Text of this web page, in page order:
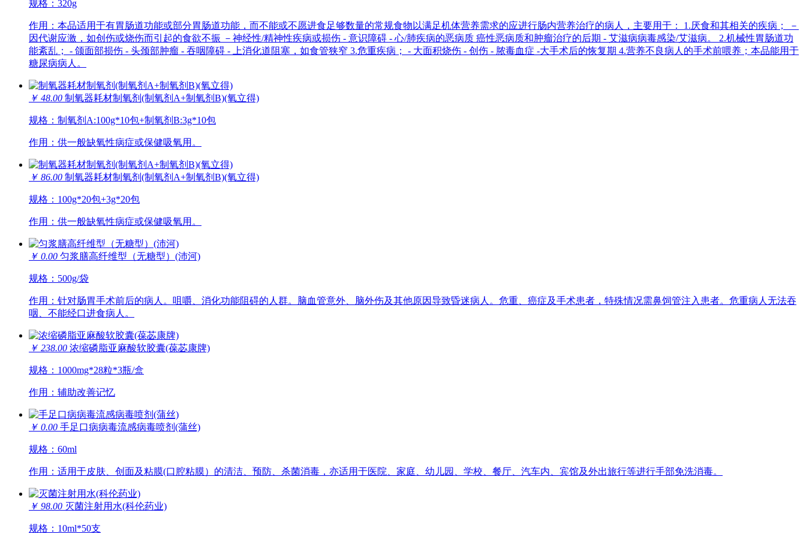
规格：320g
作用：本品适用于有胃肠道功能或部分胃肠道功能，而不能或不愿进食足够数量的常规食物以满足机体营养需求的应进行肠内营养治疗的病人，主要用于： 1.厌食和其相关的疾病； －
因代谢应激，如创伤或烧伤而引起的食欲不振 －神经性/精神性疾病或损伤 - 意识障碍 - 心/肺疾病的恶病质 癌性恶病质和肿瘤治疗的后期 - 艾滋病病毒感染/艾滋病。 2.机械性胃肠道功
能紊乱； - 颌面部损伤 - 头颈部肿瘤 - 吞咽障碍 - 上消化道阻塞，如食管狭窄 3.危重疾病； - 大面积烧伤 - 创伤 - 脓毒血症 -大手术后的恢复期 4.营养不良病人的手术前喂养；本品能用于
糖尿病病人。
￥ 48.00 制氧器耗材制氧剂(制氧剂A+制氧剂B)(氧立得)
规格：制氧剂A:100g*10包+制氧剂B:3g*10包
作用：供一般缺氧性病症或保健吸氧用。
￥ 86.00 制氧器耗材制氧剂(制氧剂A+制氧剂B)(氧立得)
规格：100g*20包+3g*20包
作用：供一般缺氧性病症或保健吸氧用。
￥ 0.00 匀浆膳高纤维型（无糖型）(沛河)
规格：500g/袋
作用：针对肠胃手术前后的病人。咀嚼、消化功能阻碍的人群。脑血管意外、脑外伤及其他原因导致昏迷病人。危重、癌症及手术患者，特殊情况需鼻饲管注入患者。危重病人无法吞
咽、不能经口进食病人。
￥ 238.00 浓缩磷脂亚麻酸软胶囊(葆苾康牌)
规格：1000mg*28粒*3瓶/盒
作用：辅助改善记忆
￥ 0.00 手足口病病毒流感病毒喷剂(蒲丝)
规格：60ml
作用：适用于皮肤、创面及粘膜(口腔粘膜）的清洁、预防、杀菌消毒，亦适用于医院、家庭、幼儿园、学校、餐厅、汽车内、宾馆及外出旅行等进行手部免洗消毒。
￥ 98.00 灭菌注射用水(科伦药业)
规格：10ml*50支